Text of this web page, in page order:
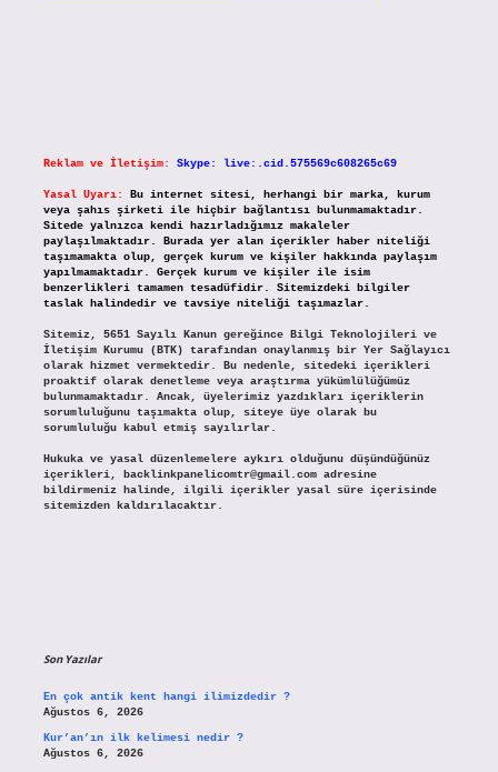
Reklam ve İletişim: Skype: live:.cid.575569c608265c69
Yasal Uyarı:
Bu internet sitesi, herhangi bir marka, kurum
veya şahıs şirketi ile hiçbir bağlantısı bulunmamaktadır.
Sitede yalnızca kendi hazırladığımız makaleler
paylaşılmaktadır. Burada yer alan içerikler haber niteliği
taşımamakta olup, gerçek kurum ve kişiler hakkında paylaşım
yapılmamaktadır. Gerçek kurum ve kişiler ile isim
benzerlikleri tamamen tesadüfidir. Sitemizdeki bilgiler
taslak halindedir ve tavsiye niteliği taşımazlar.
Sitemiz, 5651 Sayılı Kanun gereğince Bilgi Teknolojileri ve
İletişim Kurumu (BTK) tarafından onaylanmış bir Yer Sağlayıcı
olarak hizmet vermektedir. Bu nedenle, sitedeki içerikleri
proaktif olarak denetleme veya araştırma yükümlülüğümüz
bulunmamaktadır. Ancak, üyelerimiz yazdıkları içeriklerin
sorumluluğunu taşımakta olup, siteye üye olarak bu
sorumluluğu kabul etmiş sayılırlar.
Hukuka ve yasal düzenlemelere aykırı olduğunu düşündüğünüz
içerikleri,
backlinkpanelicomtr@gmail.comadresine
bildirmeniz halinde, ilgili içerikler yasal süre içerisinde
sitemizden kaldırılacaktır.
Son Yazılar
En çok antik kent hangi ilimizdedir ?
Ağustos 6, 2026
Kur’an’ın ilk kelimesi nedir ?
Ağustos 6, 2026